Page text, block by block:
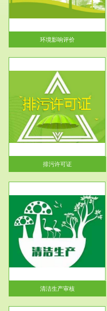
环境影响评价
根据《建设项目环境保护管理条
例》第十七条 编制环境影响报
告书、...
排污许可证
服务范围
应急预案
根据《中华人民共和国环境保护
法》第十九条 企业事业单位应
当按照...
清洁生产审核
服务范围
安全评价
安全评价安全评价目的是查找、
分析和预测工程、系统、生产经
营活...